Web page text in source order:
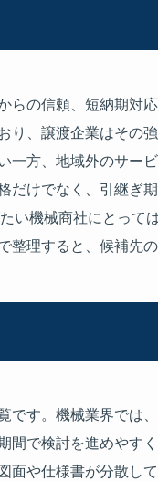
の信頼、短納期対
、譲渡企業はその
方、地域外のサー
けでなく、引継ぎ
い機械商社にとって
理すると、候補先
す。機械業界では
で検討を進めやすく
や仕様書が分散し